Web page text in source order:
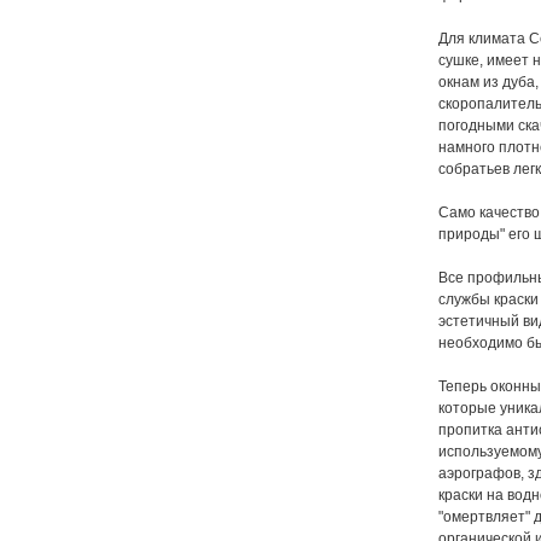
Для климата
сушке, имеет
окнам из
погодными
намного
собратьев
Само
природы" его
Все
службы
эстетичный
необходимо
Теперь
которые
пропитка
аэpoграфов,
краски на
"омертвляет"